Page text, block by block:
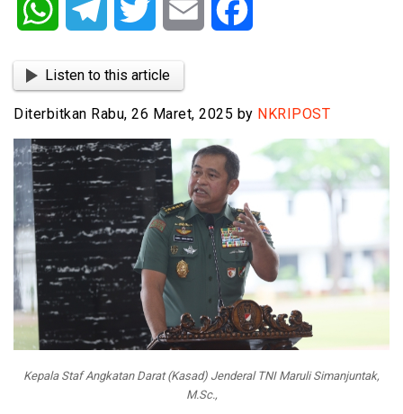
WhatsAppTelegram Twitter Email
Listen to this article
Diterbitkan Rabu, 26 Maret, 2025 by NKRIPOST
Kepala Staf Angkatan Darat (Kasad) Jenderal TNI Maruli Simanjuntak,
M.Sc.,